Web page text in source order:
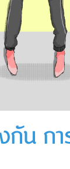
กัน ก